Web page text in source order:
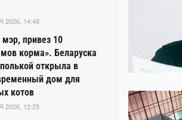
14:48
привез 10
корма». Беларуска
открыла в
дом для
котов
12:25